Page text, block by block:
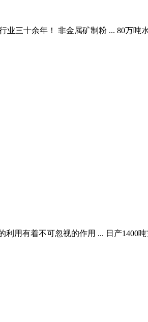
三十余年！ 非金属矿制粉 ... 80万吨
用有着不可忽视的作用 ... 日产1400